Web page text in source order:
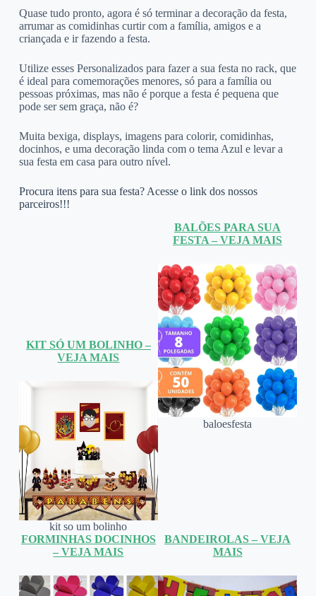
Quase tudo pronto, agora é só terminar a decoração da festa,
arrumar as comidinhas curtir com a família, amigos e a
criançada e ir fazendo a festa.
Utilize esses Personalizados para fazer a sua festa no rack, que
é ideal para comemorações menores, só para a família ou
pessoas próximas, mas não é porque a festa é pequena que
pode ser sem graça, não é?
Muita bexiga, displays, imagens para colorir, comidinhas,
docinhos, e uma decoração linda com o tema Azul e levar a
sua festa em casa para outro nível.
Procura itens para sua festa? Acesse o link dos nossos
parceiros!!!
KIT SÓ UM BOLINHO –
VEJA MAIS
kit so um bolinho
BALÕES PARA SUA
FESTA – VEJA MAIS
baloesfesta
FORMINHAS DOCINHOS
– VEJA MAIS
BANDEIROLAS – VEJA
MAIS